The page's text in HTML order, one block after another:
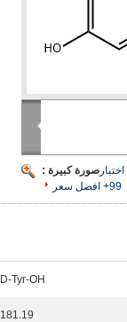
صورة كبيرة : D-Tyr-OH D-Tyrosine CAS 556-02-5 اختبار
99+
افضل سعر
D-Tyr-OH
181.19